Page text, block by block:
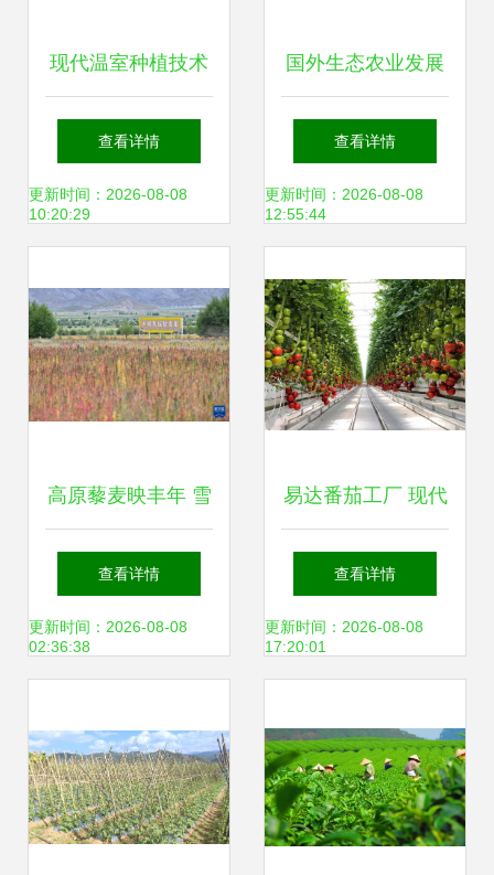
现代温室种植技术
荷兰农业强国的秘
密武器
查看详情
更新时间：2026-08-08
10:20:29
国外生态农业发展
之路给我们的启示
有哪些？
查看详情
更新时间：2026-08-08
12:55:44
高原藜麦映丰年 雪
域高原上的“同心
米”与农户增收新路
查看详情
更新时间：2026-08-08
02:36:38
易达番茄工厂 现代
农业种植技术的新
篇章
查看详情
更新时间：2026-08-08
17:20:01